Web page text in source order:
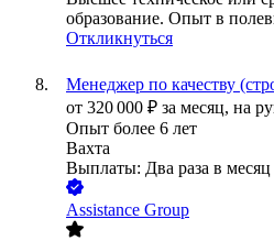
образование. Опыт в
Откликнуться
Менеджер по качеству
от 320 000 ₽ за месяц, на
Опыт более 6 лет
Вахта
Выплаты: Два раза в месяц
Assistance Group